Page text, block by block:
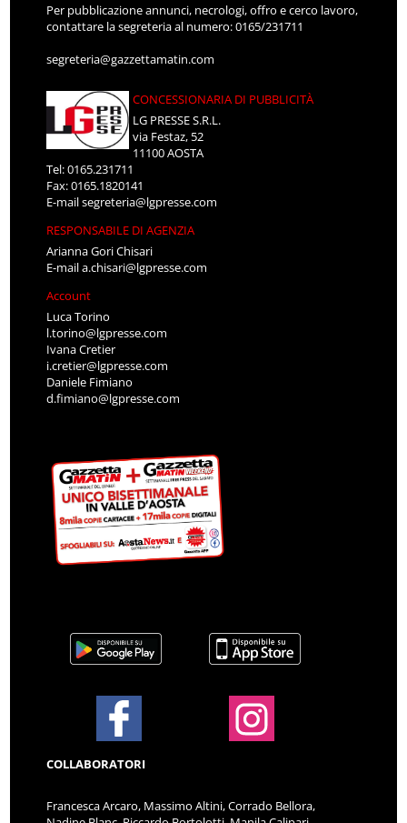
Per pubblicazione annunci, necrologi, offro e cerco lavoro,
contattare la segreteria al numero: 0165/231711
segreteria@gazzettamatin.com
CONCESSIONARIA DI PUBBLICITÀ
LG PRESSE S.R.L.
via Festaz, 52
11100 AOSTA
Tel: 0165.231711
Fax: 0165.1820141
E-mailsegreteria@lgpresse.com
RESPONSABILE DI AGENZIA
Arianna Gori Chisari
E-maila.chisari@lgpresse.com
Account
Luca Torino
l.torino@lgpresse.com
Ivana Cretier
i.cretier@lgpresse.com
Daniele Fimiano
d.fimiano@lgpresse.com
COLLABORATORI
Francesca Arcaro, Massimo Altini, Corrado Bellora,